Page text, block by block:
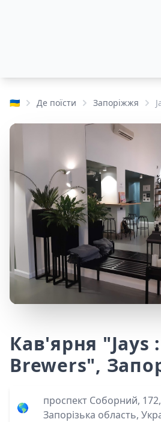
🇺🇦 Де поїсти Запоріжжя
Кав'ярня "Jays
Brewers",
🌎
проспект Соборний,
Запорізька область,